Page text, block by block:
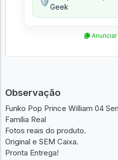
Geek
Anunciar
Observação
Funko Pop Prince William 04
Família Real
Fotos reais do produto.
Original e SEM Caixa.
Pronta Entrega!